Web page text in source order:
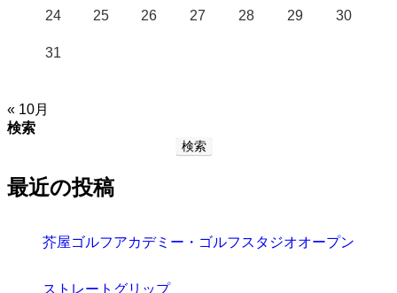
24 25 26 27 28 29 30
31
« 10月
検索
検索
最近の投稿
芥屋ゴルフアカデミー・ゴルフスタジオオープン
ストレートグリップ